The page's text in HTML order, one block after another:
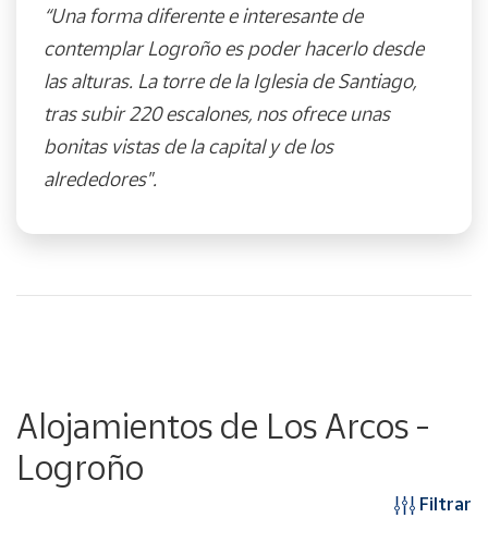
“Una forma diferente e interesante de
contemplar Logroño es poder hacerlo desde
las alturas. La torre de la Iglesia de Santiago,
tras subir 220 escalones, nos ofrece unas
bonitas vistas de la capital y de los
alrededores".
Alojamientos de Los Arcos -
Logroño
Filtrar